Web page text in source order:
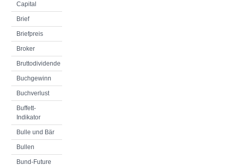
Capital
Brief
Briefpreis
Broker
Bruttodividende
Buchgewinn
Buchverlust
Buffett-
Indikator
Bulle und Bär
Bullen
Bund-Future